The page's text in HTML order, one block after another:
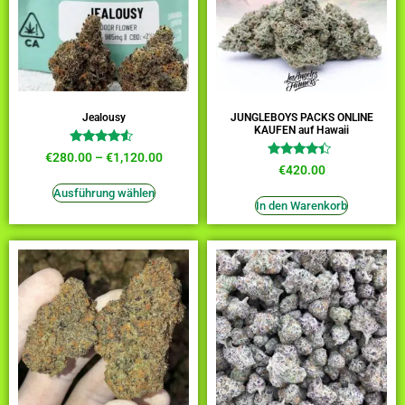
Jealousy
Bewertet
mit
von 5
€280.00–€1,120.00
Ausführung wählen
JUNGLEBOYS PACKS ONLINE
KAUFEN auf Hawaii
Bewertet
mit
von 5
€420.00
In den Warenkorb